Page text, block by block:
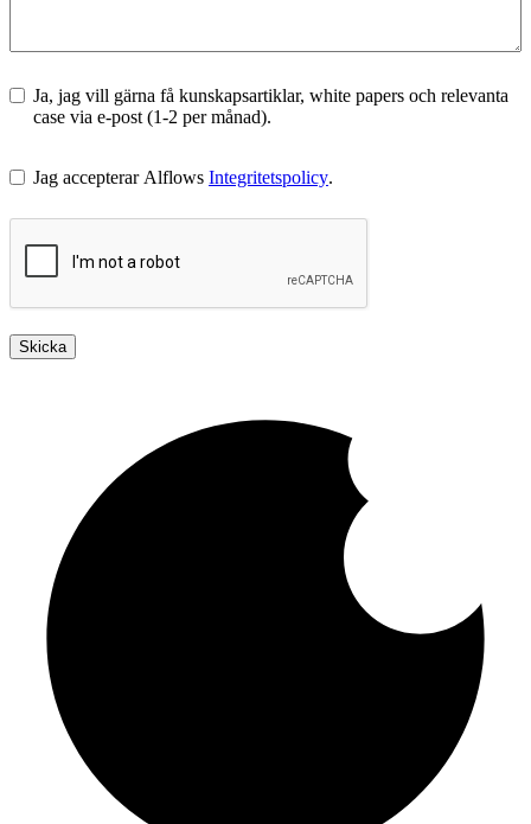
Ja, jag vill gärna få kunskapsartiklar, white papers och relevanta
case via e-post (1-2 per månad).
Jag accepterar Alflows Integritetspolicy.
Skicka